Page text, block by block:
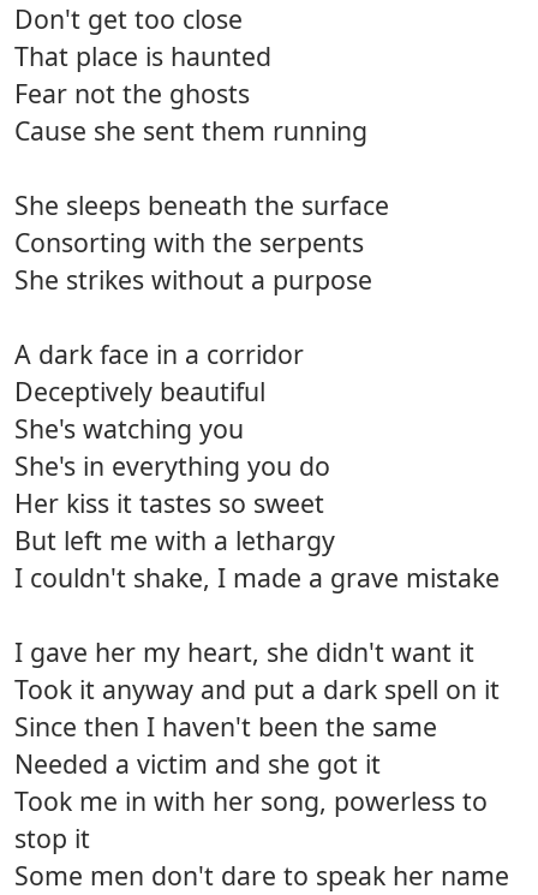
Don't get too close
That place is haunted
Fear not the ghosts
Cause she sent them running
She sleeps beneath the surface
Consorting with the serpents
She strikes without a purpose
A dark face in a corridor
Deceptively beautiful
She's watching you
She's in everything you do
Her kiss it tastes so sweet
But left me with a lethargy
I couldn't shake, I made a grave mistake
I gave her my heart, she didn't want it
Took it anyway and put a dark spell on it
Since then I haven't been the same
Needed a victim and she got it
Took me in with her song, powerless to
stop it
Some men don't dare to speak her name